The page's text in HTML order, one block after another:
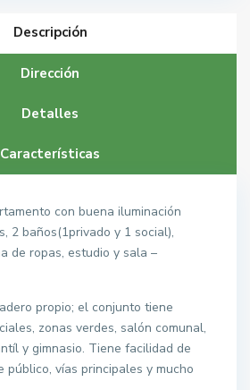
Descripción
Dirección
Detalles
Características
con buena iluminación
2 baños(1privado y 1 social),
de ropas, estudio y sala –
propio; el conjunto tiene
zonas verdes, salón comunal,
y gimnasio. Tiene facilidad de
público, vías principales y mucho